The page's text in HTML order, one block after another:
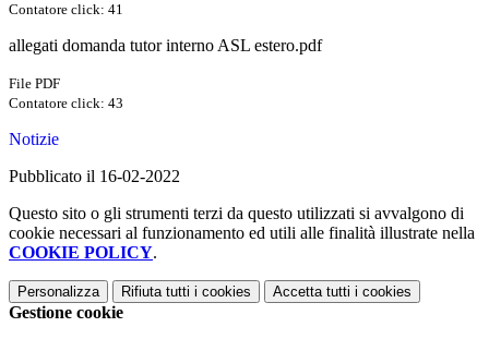
Contatore click: 41
allegati domanda tutor interno ASL estero.pdf
File PDF
Contatore click: 43
Notizie
Pubblicato il 16-02-2022
Questo sito o gli strumenti terzi da questo utilizzati si avvalgono di
cookie necessari al funzionamento ed utili alle finalità illustrate nella
COOKIE POLICY.
Personalizza Rifiuta tutti i cookies Accetta tutti i cookies
Gestione cookie